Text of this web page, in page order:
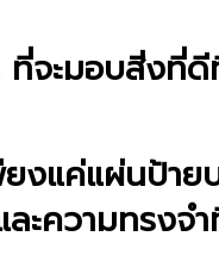
ที่จะมอบสิ่งที่
ยงแค่แผ่นป้า
ะความทรงจ